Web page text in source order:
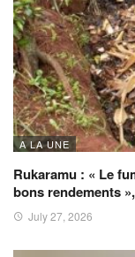
A LA UNE
Rukaramu : « Le
bons rendements
July 27, 2026